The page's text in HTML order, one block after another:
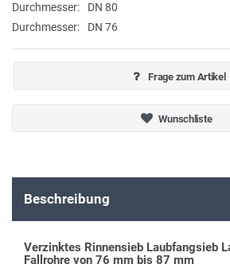
Durchmesser:
DN 80
Durchmesser:
DN 76
Frage zum Artikel
Wunschliste
Beschreibung
Verzinktes Rinnensieb Laubfangsieb
Fallrohre von 76 mm bis 87 mm